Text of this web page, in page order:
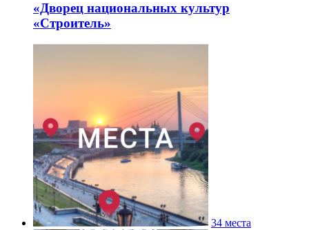
«Дворец национальных культур
«Строитель»
34 места